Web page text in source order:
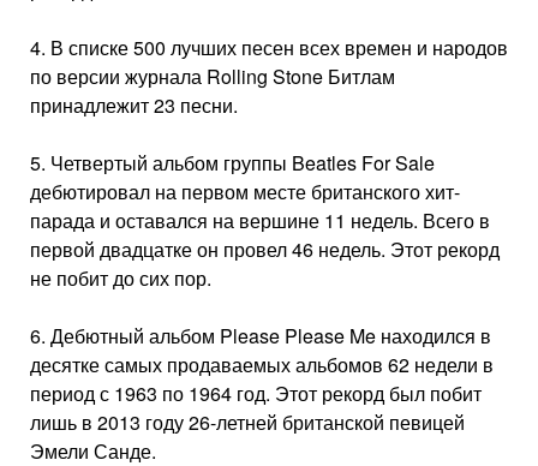
4. В списке 500 лучших песен всех времен и народов
по версии журнала Rolling Stone Битлам
принадлежит 23 песни.
5. Четвертый альбом группы Beatles For Sale
дебютировал на первом месте британского хит-
парада и оставался на вершине 11 недель. Всего в
первой двадцатке он провел 46 недель. Этот рекорд
не побит до сих пор.
6. Дебютный альбом Please Please Me находился в
десятке самых продаваемых альбомов 62 недели в
период с 1963 по 1964 год. Этот рекорд был побит
лишь в 2013 году 26-летней британской певицей
Эмели Санде.